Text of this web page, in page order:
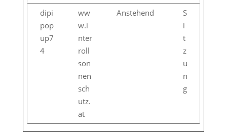
dipi
pop
up7
4
ww
w.i
nter
roll
son
nen
sch
utz.
at
Anstehend
S
i
t
z
u
n
g